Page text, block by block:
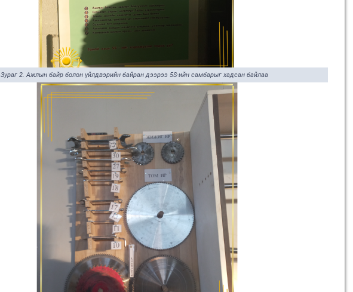
Зураг 2. Ажлын байр болон үйлдвэрийн байран дээрээ 5S-ийн самбарыг хадсан байлаа